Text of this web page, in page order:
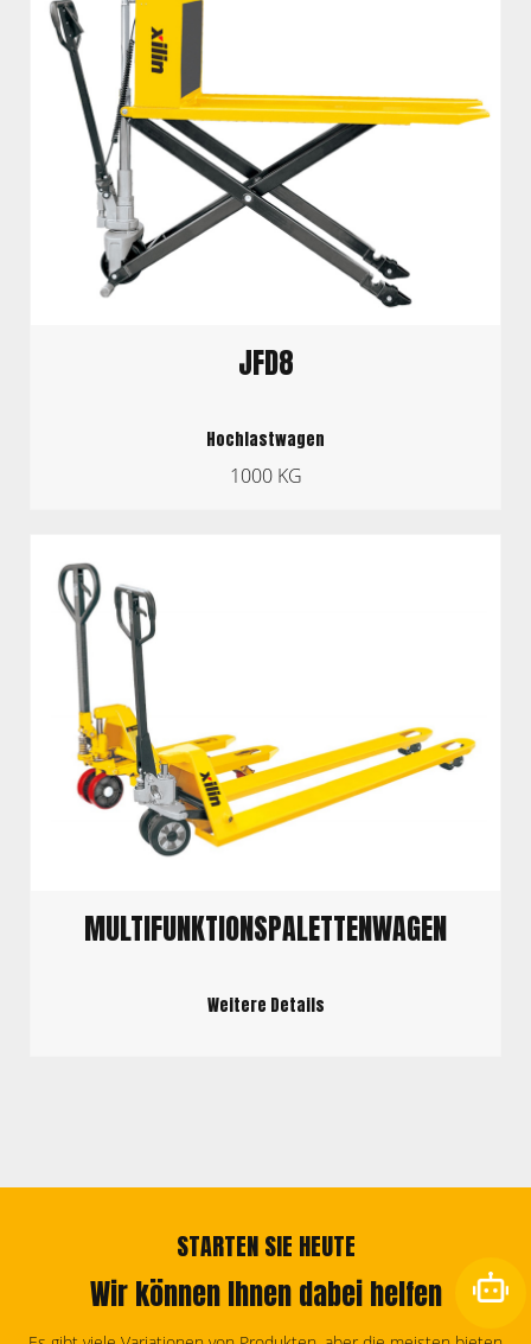
JFD8
Hochlastwagen
1000 KG
MULTIFUNKTIONSPALETTENWAGEN
Weitere Details
STARTEN SIE HEUTE
Wir können Ihnen dabei helfen